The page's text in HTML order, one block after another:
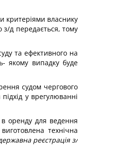
критеріями власнику
з/д передається, тому
та ефективного на
якому випадку буде
судом чергового
у врегулюванні
оренду для ведення
технічна
реєстрація з/